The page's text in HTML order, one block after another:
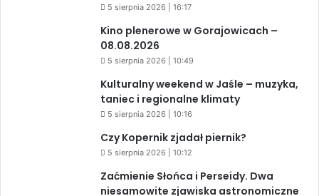
5 sierpnia 2026 | 16:17
Kino plenerowe w Gorajowicach –
08.08.2026
5 sierpnia 2026 | 10:49
Kulturalny weekend w Jaśle – muzyka,
taniec i regionalne klimaty
5 sierpnia 2026 | 10:16
Czy Kopernik zjadał piernik?
5 sierpnia 2026 | 10:12
Zaćmienie Słońca i Perseidy. Dwa
niesamowite zjawiska astronomiczne